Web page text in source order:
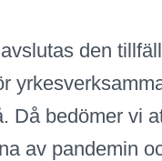
den
Då bedömer vi
av pandemin